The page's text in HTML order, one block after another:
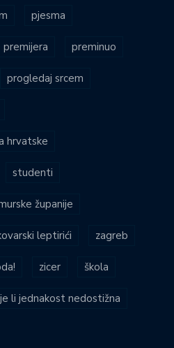
pjesma
premijera preminuo
progledaj srcem
hrvatske
studenti
županije
leptirići zagreb
zicer škola
li jednakost nedostižna